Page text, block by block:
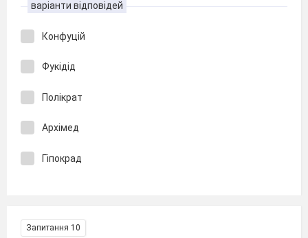
варіанти відповідей
Конфуцій
Фукідід
Полікрат
Архімед
Гіпокрад
Запитання 10